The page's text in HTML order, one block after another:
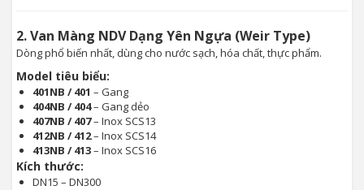
2. Van Màng NDV Dạng Yên Ngựa (Weir Type)
Dòng phổ biến nhất, dùng cho nước sạch, hóa chất, thực phẩm.
Model tiêu biểu:
401NB / 401 – Gang
404NB / 404– Gang dẻo
407NB / 407– Inox SCS13
412NB / 412– Inox SCS14
413NB / 413– Inox SCS16
Kích thước:
DN15 – DN300